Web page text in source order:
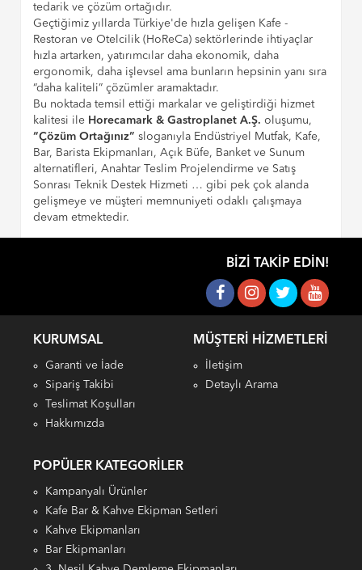
tedarik ve çözüm ortağıdır.
Geçtiğimiz yıllarda Türkiye'de hızla gelişen Kafe -
Restoran ve Otelcilik (HoReCa) sektörlerinde ihtiyaçlar
hızla artarken, yatırımcılar daha ekonomik, daha
ergonomik, daha işlevsel ama bunların hepsinin yanı sıra
“daha kaliteli” çözümler aramaktadır.
Bu noktada temsil ettiği markalar ve geliştirdiği hizmet
kalitesi ile Horecamark & Gastroplanet A.Ş. oluşumu,
“Çözüm Ortağınız” sloganıyla Endüstriyel Mutfak, Kafe,
Bar, Barista Ekipmanları, Açık Büfe, Banket ve Sunum
alternatifleri, Anahtar Teslim Projelendirme ve Satış
Sonrası Teknik Destek Hizmeti … gibi pek çok alanda
gelişmeye ve müşteri memnuniyeti odaklı çalışmaya
devam etmektedir.
BIZI TAKIP EDIN!
KURUMSAL
Garanti ve İade
Sipariş Takibi
Teslimat Koşulları
Hakkımızda
MÜŞTERI HIZMETLERI
İletişim
Detaylı Arama
POPÜLER KATEGORILER
Kampanyalı Ürünler
Kafe Bar & Kahve Ekipman Setleri
Kahve Ekipmanları
Bar Ekipmanları